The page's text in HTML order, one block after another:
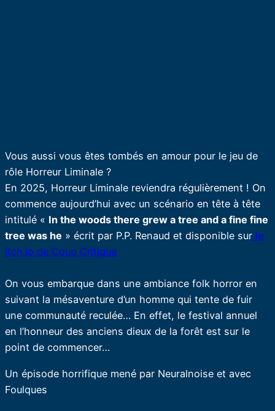
Vous aussi vous êtes tombés en amour pour le jeu de
rôle Horreur Liminale ?
En 2025, Horreur Liminale reviendra régulièrement ! On
commence aujourd’hui avec un scénario en tête à tête
intitulé « In the woods there grew a tree and a fine fine
tree was he » écrit par P.P. Renaud et disponible sur le
itch.io de Coup Critique
On vous embarque dans une ambiance folk horror en
suivant la mésaventure d’un homme qui tente de fuir
une communauté reculée… En effet, le festival annuel
en l’honneur des anciens dieux de la forêt est sur le
point de commencer…
Un épisode horrifique mené par Neuralnoise et avec
Foulques